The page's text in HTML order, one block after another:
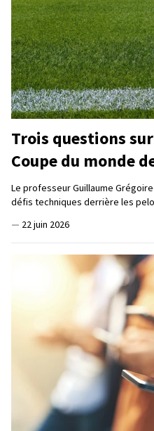
Trois questions
Coupe du monde
Le professeur Guillaume
défis techniques derrière les
— 22 juin 2026